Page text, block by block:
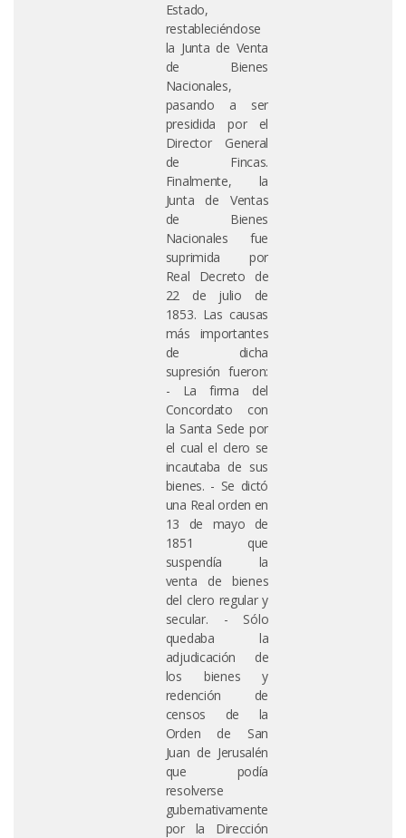
Estado,
restableciéndose
la Junta de Venta
de Bienes
Nacionales,
pasando a ser
presidida por el
Director General
de Fincas.
Finalmente, la
Junta de Ventas
de Bienes
Nacionales fue
suprimida por
Real Decreto de
22 de julio de
1853. Las causas
más importantes
de dicha
supresión fueron:
- La firma del
Concordato con
la Santa Sede por
el cual el clero se
incautaba de sus
bienes. - Se dictó
una Real orden en
13 de mayo de
1851 que
suspendía la
venta de bienes
del clero regular y
secular. - Sólo
quedaba la
adjudicación de
los bienes y
redención de
censos de la
Orden de San
Juan de Jerusalén
que podía
resolverse
gubernativamente
por la Dirección